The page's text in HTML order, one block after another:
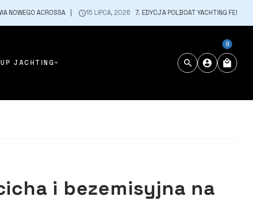
15 LIPCA, 2026 7. EDYCJA POLBOAT YACHTING FESTIVAL – 23-26
JACHTING
0
i bezemisyjna na